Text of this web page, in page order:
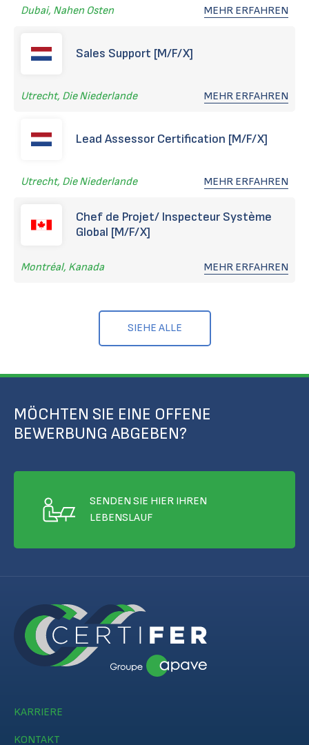
Dubai, Nahen Osten MEHR ERFAHREN
Sales Support [M/F/X]
Utrecht, Die Niederlande MEHR ERFAHREN
Lead Assessor Certification [M/F/X]
Utrecht, Die Niederlande MEHR ERFAHREN
Chef de Projet/ Inspecteur Système
Global [M/F/X]
Montréal, Kanada MEHR ERFAHREN
SIEHE ALLE
MÖCHTEN SIE EINE OFFENE
BEWERBUNG ABGEBEN?
SENDEN SIE HIER IHREN
LEBENSLAUF
KARRIERE
KONTAKT